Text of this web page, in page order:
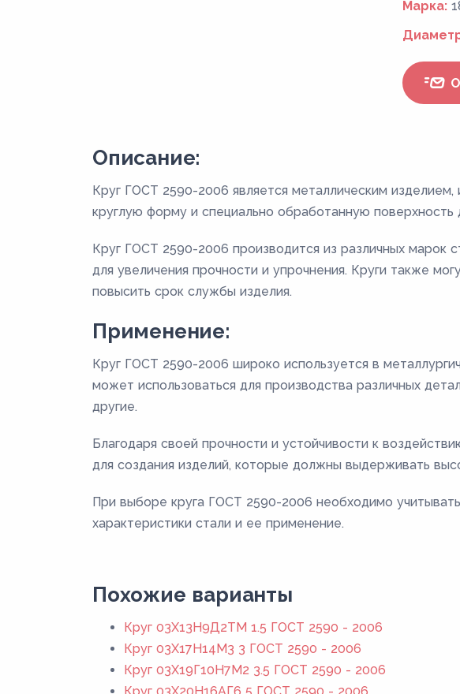
Марка:
Описание:
Круг ГОСТ 2590-2006 является металлическим
круглую форму и специально обработанную
Круг ГОСТ 2590-2006 производится из различных марок
для увеличения прочности и упрочнения. Круги также
повысить срок службы изделия.
Применение:
Круг ГОСТ 2590-2006 широко используется в
может использоваться для производства различных
другие.
Благодаря своей прочности и устойчивости к
для создания изделий, которые должны выдерживать
При выборе круга ГОСТ 2590-2006 необходимо
характеристики стали и ее применение.
Похожие варианты
Круг 03Х13Н9Д2ТМ 1.5 ГОСТ 2590 - 2006
Круг 03Х17Н14М3 3 ГОСТ 2590 - 2006
Круг 03Х19Г10Н7М2 3.5 ГОСТ 2590 - 2006